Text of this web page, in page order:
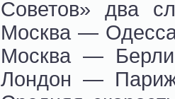
Советов» два
Москва —
Москва —
Лондон —